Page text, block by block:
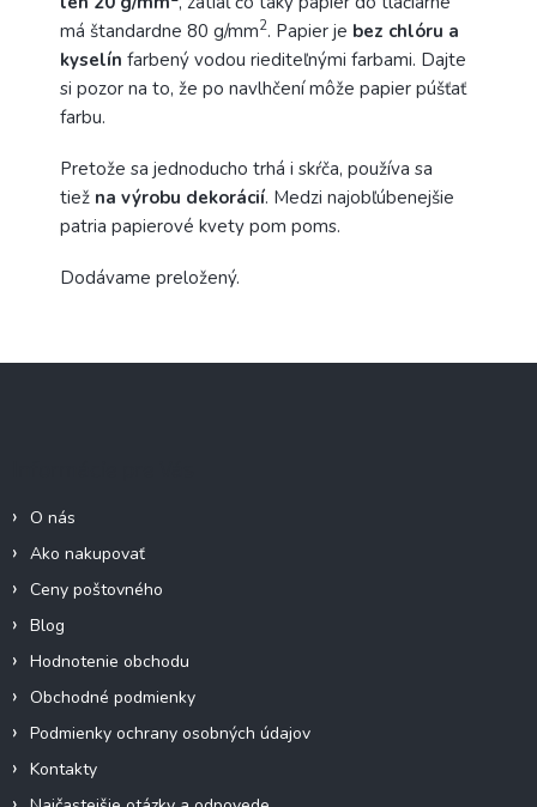
má štandardne 80 g/mm2. Papier je bez chlóru a
kyselín farbený vodou riediteľnými farbami. Dajte
si pozor na to, že po navlhčení môže papier púšťať
farbu.
Pretože sa jednoducho trhá i skŕča, používa sa
tiež na výrobu dekorácií. Medzi najobľúbenejšie
patria papierové kvety pom poms.
Dodávame preložený.
O nás
Ako nakupovať
Ceny poštovného
Blog
Hodnotenie obchodu
Obchodné podmienky
Podmienky ochrany osobných údajov
Kontakty